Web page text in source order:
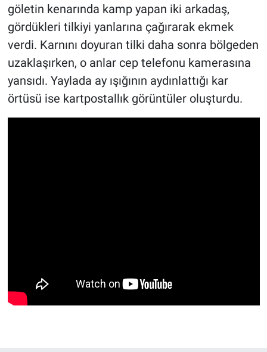
göletin kenarında kamp yapan iki arkadaş,
gördükleri tilkiyi yanlarına çağırarak ekmek
verdi. Karnını doyuran tilki daha sonra bölgeden
uzaklaşırken, o anlar cep telefonu kamerasına
yansıdı. Yaylada ay ışığının aydınlattığı kar
örtüsü ise kartpostallık görüntüler oluşturdu.